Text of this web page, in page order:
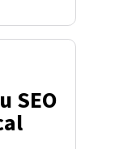
SEO